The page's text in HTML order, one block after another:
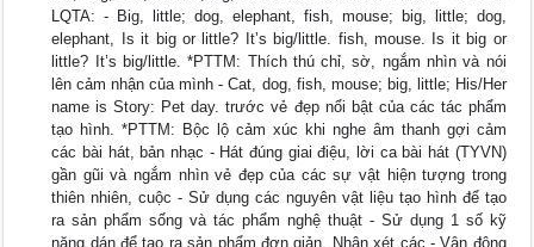
LQTA: - Big, little; dog, elephant, fish, mouse; big, little; dog,
elephant, Is it big or little? It’s big/little. fish, mouse. Is it big or
little? It’s big/little. *PTTM: Thích thú chỉ, sờ, ngắm nhìn và nói
lên cảm nhận của mình - Cat, dog, fish, mouse; big, little; His/Her
name is Story: Pet day. trước vẻ đẹp nổi bật của các tác phẩm
tạo hình. *PTTM: Bộc lộ cảm xúc khi nghe âm thanh gợi cảm
các bài hát, bản nhạc - Hát đúng giai điệu, lời ca bài hát (TYVN)
gần gũi và ngắm nhìn vẻ đẹp của các sự vật hiện tượng trong
thiên nhiên, cuộc - Sử dụng các nguyên vật liệu tạo hình để tạo
ra sản phẩm sống và tác phẩm nghệ thuật - Sử dụng 1 số kỹ
năng dán để tạo ra sản phẩm đơn giản. Nhận xét các - Vận động